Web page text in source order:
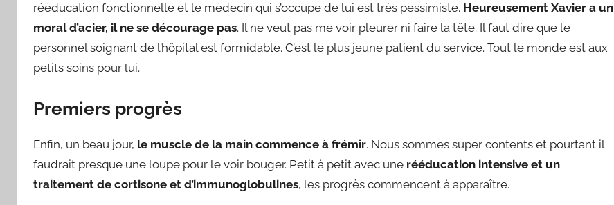
rééducation fonctionnelle et le médecin qui s’occupe de lui est très pessimiste. Heureusement Xavier a un
moral d’acier, il ne se décourage pas. Il ne veut pas me voir pleurer ni faire la tête. Il faut dire que le
personnel soignant de l’hôpital est formidable. C’est le plus jeune patient du service. Tout le monde est aux
petits soins pour lui.
Premiers progrès
Enfin, un beau jour, le muscle de la main commence à frémir. Nous sommes super contents et pourtant il
faudrait presque une loupe pour le voir bouger. Petit à petit avec une rééducation intensive et un
traitement de cortisone et d’immunoglobulines, les progrès commencent à apparaître.